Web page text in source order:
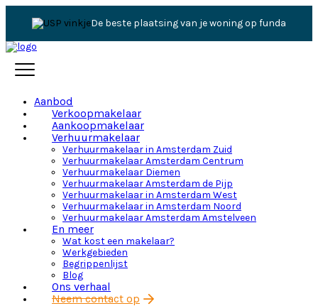
De beste plaatsing van je woning op funda
Aanbod
Verkoopmakelaar
Aankoopmakelaar
Verhuurmakelaar
Verhuurmakelaar in Amsterdam Zuid
Verhuurmakelaar Amsterdam Centrum
Verhuurmakelaar Diemen
Verhuurmakelaar Amsterdam de Pijp
Verhuurmakelaar in Amsterdam West
Verhuurmakelaar in Amsterdam Noord
Verhuurmakelaar Amsterdam Amstelveen
En meer
Wat kost een makelaar?
Werkgebieden
Begrippenlijst
Blog
Ons verhaal
Neem contact op